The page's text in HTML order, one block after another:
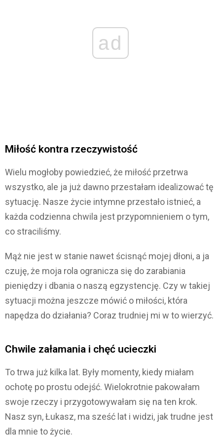
ad
Miłość kontra rzeczywistość
Wielu mogłoby powiedzieć, że miłość przetrwa
wszystko, ale ja już dawno przestałam idealizować tę
sytuację. Nasze życie intymne przestało istnieć, a
każda codzienna chwila jest przypomnieniem o tym,
co straciliśmy.
Mąż nie jest w stanie nawet ścisnąć mojej dłoni, a ja
czuję, że moja rola ogranicza się do zarabiania
pieniędzy i dbania o naszą egzystencję. Czy w takiej
sytuacji można jeszcze mówić o miłości, która
napędza do działania? Coraz trudniej mi w to wierzyć.
Chwile załamania i chęć ucieczki
To trwa już kilka lat. Były momenty, kiedy miałam
ochotę po prostu odejść. Wielokrotnie pakowałam
swoje rzeczy i przygotowywałam się na ten krok.
Nasz syn, Łukasz, ma sześć lat i widzi, jak trudne jest
dla mnie to życie.